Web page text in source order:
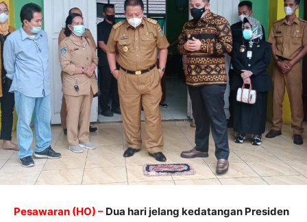
Pesawaran (HO) – Dua hari jelang kedatangan Presiden